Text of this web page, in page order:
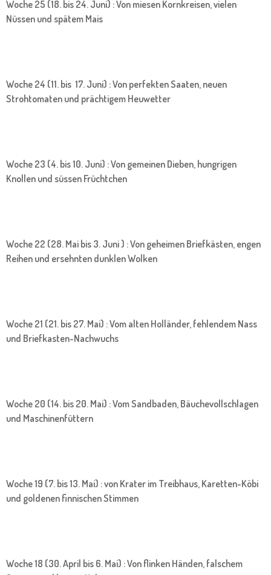
Woche 25 (18. bis 24. Juni) : Von miesen Kornkreisen, vielen
Nüssen und spätem Mais
Woche 24 (11. bis 17. Juni) : Von perfekten Saaten, neuen
Strohtomaten und prächtigem Heuwetter
Woche 23 (4. bis 10. Juni) : Von gemeinen Dieben, hungrigen
Knollen und süssen Früchtchen
Woche 22 (28. Mai bis 3. Juni ) : Von geheimen Briefkästen, engen
Reihen und ersehnten dunklen Wolken
Woche 21 (21. bis 27. Mai) : Vom alten Holländer, fehlendem Nass
und Briefkasten-Nachwuchs
Woche 20 (14. bis 20. Mai) : Vom Sandbaden, Bäuchevollschlagen
und Maschinenfüttern
Woche 19 (7. bis 13. Mai) : von Krater im Treibhaus, Karetten-Köbi
und goldenen finnischen Stimmen
Woche 18 (30. April bis 6. Mai) : Von flinken Händen, falschem